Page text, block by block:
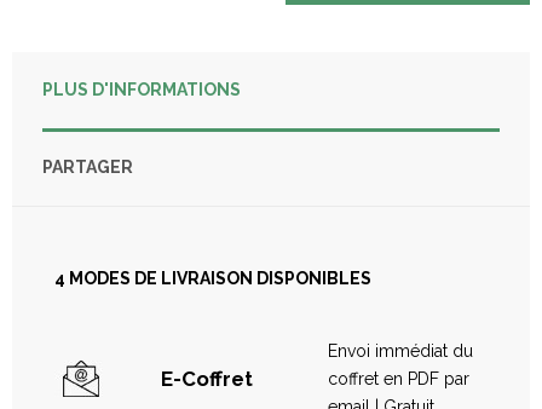
PLUS D'INFORMATIONS
PARTAGER
4 MODES DE LIVRAISON DISPONIBLES
E-Coffret
Envoi immédiat du
coffret en PDF par